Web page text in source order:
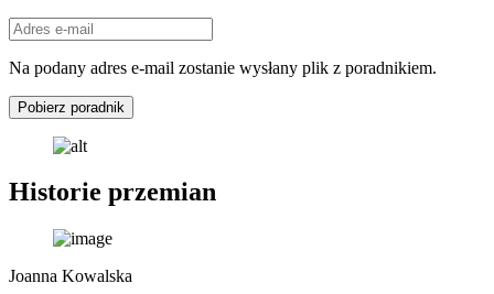
Na podany adres e-mail zostanie wysłany plik z poradnikiem.
Pobierz poradnik
Historie przemian
Joanna Kowalska